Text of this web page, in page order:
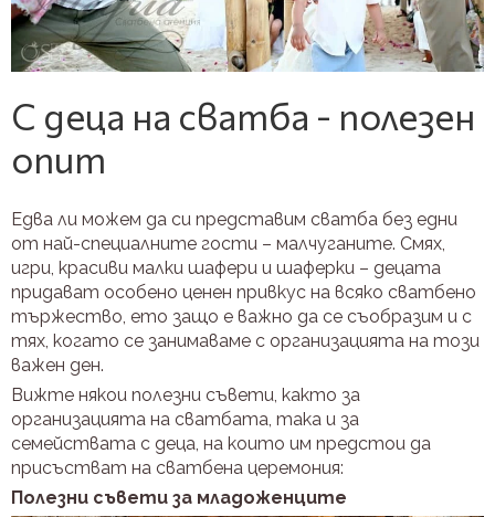
С деца на сватба - полезен
опит
Едва ли можем да си представим сватба без едни
от най-специалните гости – малчуганите. Смях,
игри, красиви малки шафери и шаферки – децата
придават особено ценен привкус на всяко сватбено
тържество, ето защо е важно да се съобразим и с
тях, когато се занимаваме с организацията на този
важен ден.
Вижте някои полезни съвети, както за
организацията на сватбата, така и за
семействата с деца, на които им предстои да
присъстват на сватбена церемония:
Полезни съвети за младоженците